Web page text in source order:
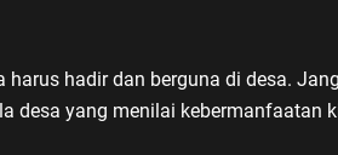
harus hadir dan berguna di desa.
desa yang menilai kebermanfaatan